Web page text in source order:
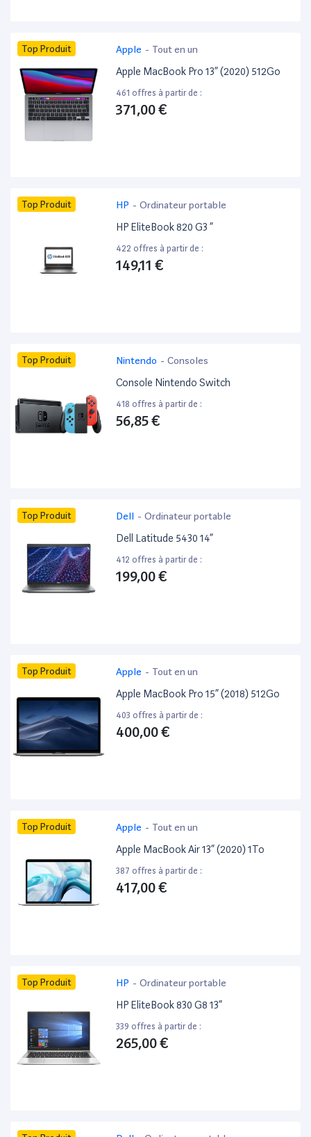
Top Produit Apple - Tout en un
Apple MacBook Pro 13” (2020) 512Go
461 offres à partir de :
371,00 €
Top Produit HP - Ordinateur portable
HP EliteBook 820 G3 ”
422 offres à partir de :
149,11 €
Top Produit Nintendo - Consoles
Console Nintendo Switch
418 offres à partir de :
56,85 €
Top Produit Dell - Ordinateur portable
Dell Latitude 5430 14”
412 offres à partir de :
199,00 €
Top Produit Apple - Tout en un
Apple MacBook Pro 15” (2018) 512Go
403 offres à partir de :
400,00 €
Top Produit Apple - Tout en un
Apple MacBook Air 13” (2020) 1To
387 offres à partir de :
417,00 €
Top Produit HP - Ordinateur portable
HP EliteBook 830 G8 13”
339 offres à partir de :
265,00 €